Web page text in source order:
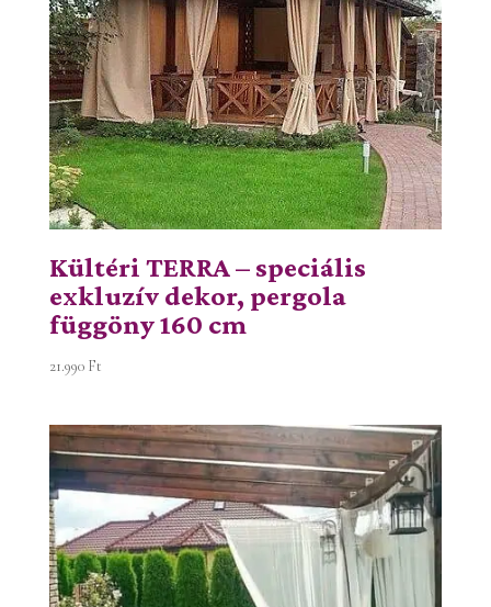
Kültéri TERRA – speciális
exkluzív dekor, pergola
függöny 160 cm
21.990 Ft